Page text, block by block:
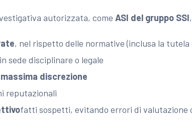
autorizzata, come ASI del gruppo SSI
, nel rispetto delle normative (inclusa la tutela
in sede disciplinare o legale
discrezione
reputazionali
fatti sospetti, evitando errori di valutazione